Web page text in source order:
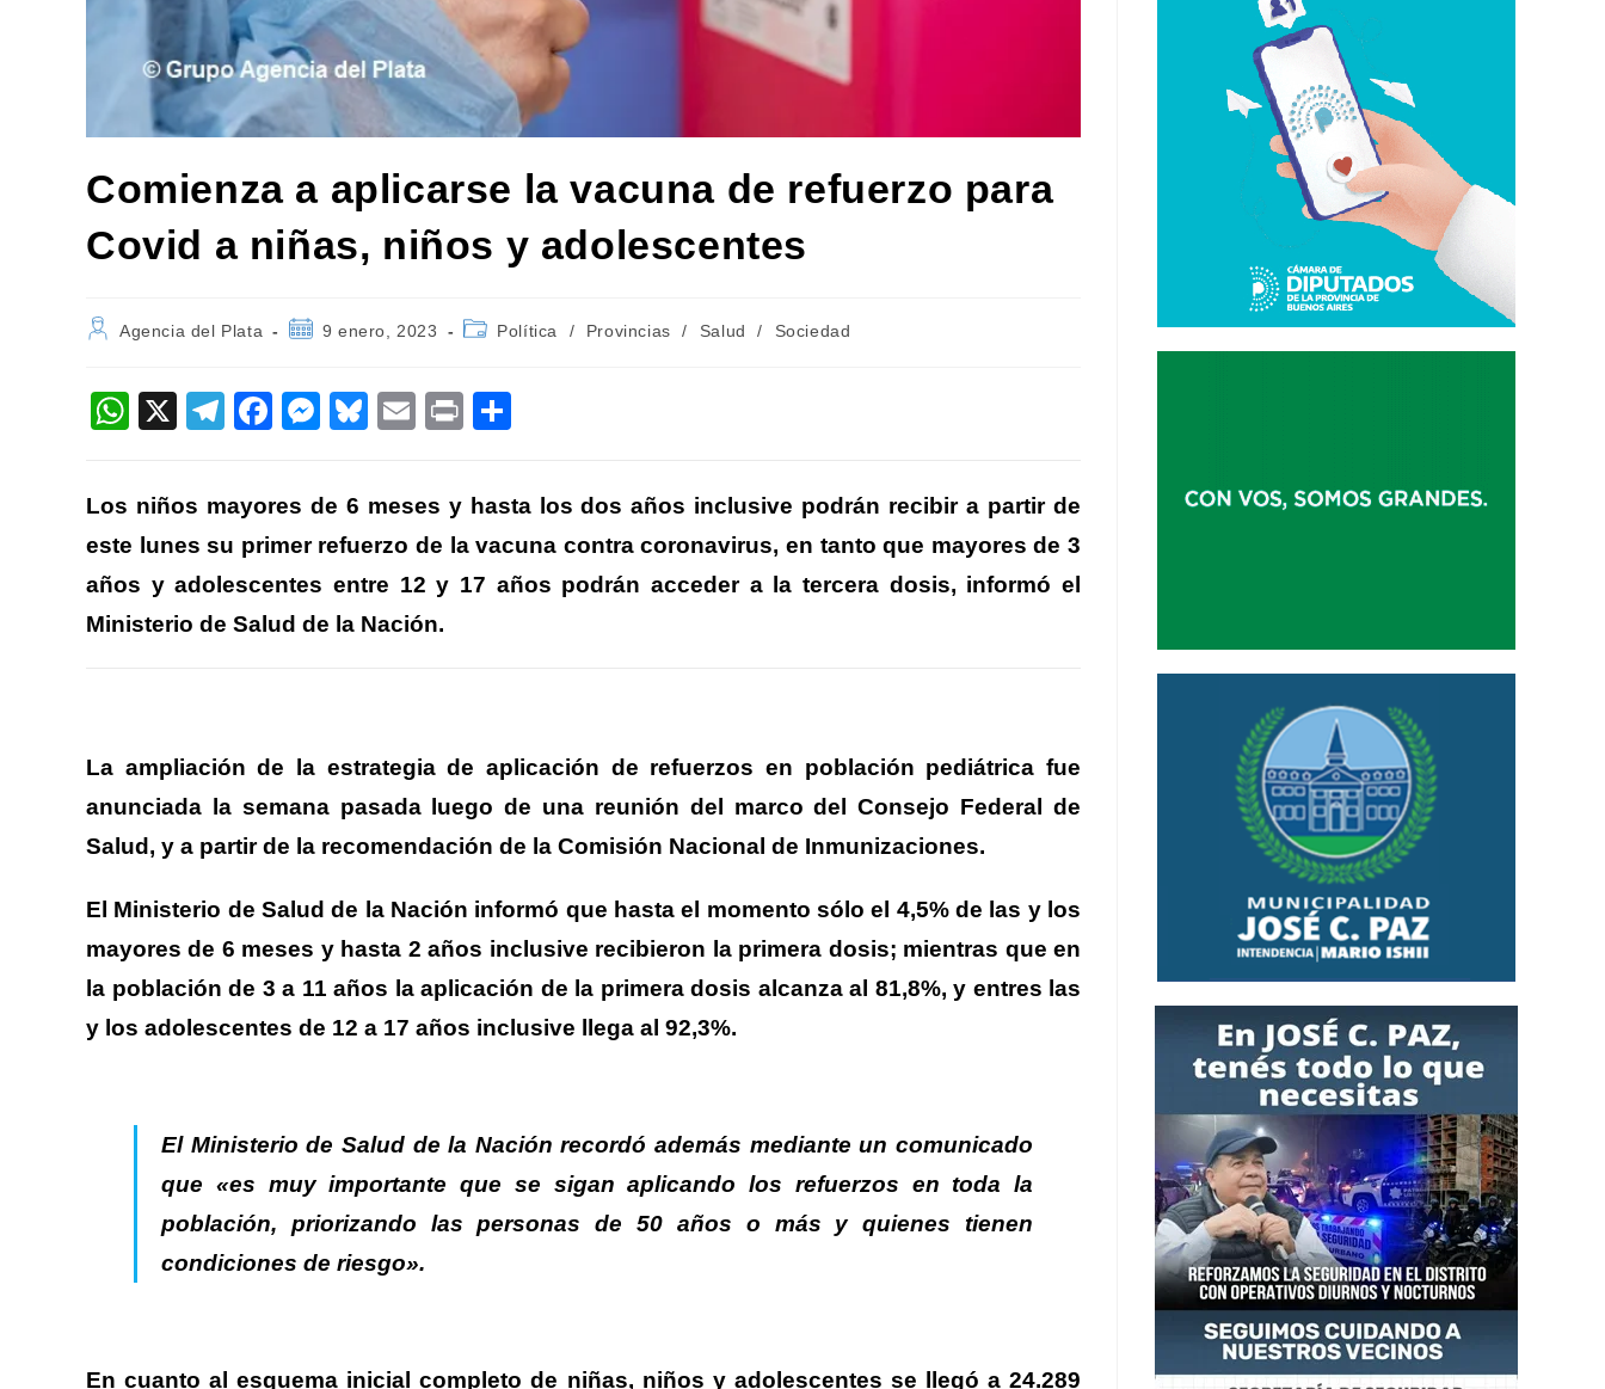
Comienza a aplicarse la vacuna de refuerzo para
Covid a niñas, niños y adolescentes
Autor
entrada:
Agencia del Plata
Publicación
entrada:
9 enero, 2023
Categoría
entrada:
Política / Provincias / Salud / Sociedad
W
at
s
A
p
p
X
T
gr
a
m
F
e
b
o
o
M
ss
e
n
g
er
Bl
sk
y
E
Pr
t
m
p
ar
tir
Los niños mayores de 6 meses y hasta los dos años inclusive podrán recibir a partir de
este lunes su primer refuerzo de la vacuna contra coronavirus, en tanto que mayores de 3
años y adolescentes entre 12 y 17 años podrán acceder a la tercera dosis, informó el
Ministerio de Salud de la Nación.
La ampliación de la estrategia de aplicación de refuerzos en población pediátrica fue
anunciada la semana pasada luego de una reunión del marco del Consejo Federal de
Salud, y a partir de la recomendación de la Comisión Nacional de Inmunizaciones.
El Ministerio de Salud de la Nación informó que hasta el momento sólo el 4,5% de las y los
mayores de 6 meses y hasta 2 años inclusive recibieron la primera dosis; mientras que en
la población de 3 a 11 años la aplicación de la primera dosis alcanza al 81,8%, y entres las
y los adolescentes de 12 a 17 años inclusive llega al 92,3%.
El Ministerio de Salud de la Nación recordó además mediante un comunicado
que «es muy importante que se sigan aplicando los refuerzos en toda la
población, priorizando las personas de 50 años o más y quienes tienen
condiciones de riesgo».
En cuanto al esquema inicial completo de niñas, niños y adolescentes se llegó a 24.289